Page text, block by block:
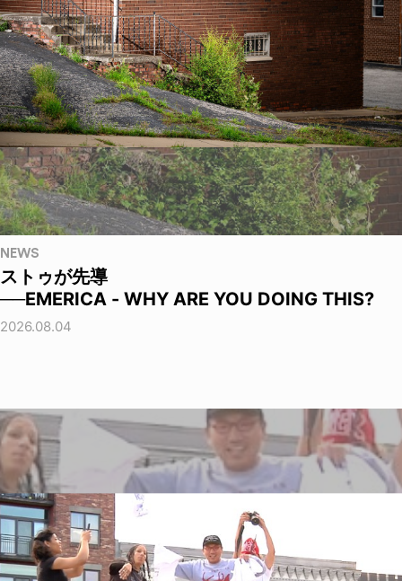
NEWS
ストゥが先導
──EMERICA - WHY ARE YOU DOING THIS?
2026.08.04